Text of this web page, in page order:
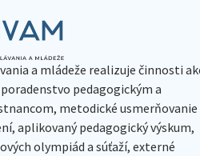
a mládeže realizuje činnosti
pedagogickým a
metodické usmerňovanie
aplikovaný pedagogický výskum,
olympiád a súťaží, externé